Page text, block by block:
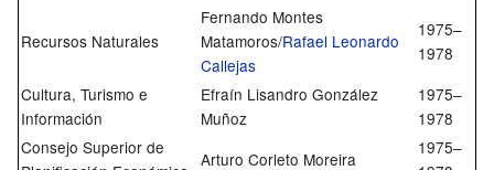
Recursos Naturales
Fernando Montes
Matamoros/Rafael Leonardo
Callejas
1975–
1978
Cultura, Turismo e
Información
Efraín Lisandro González
Muñoz
1975–
1978
Consejo Superior de
Arturo Corleto Moreira
1975–